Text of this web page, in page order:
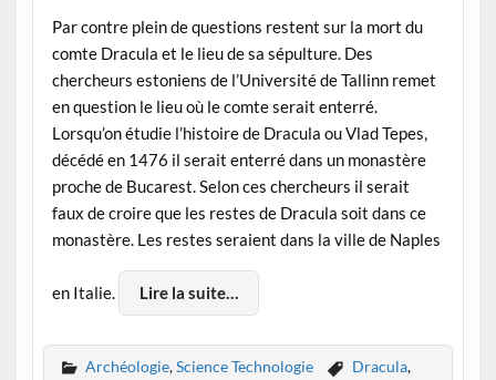
Par contre plein de questions restent sur la mort du
comte Dracula et le lieu de sa sépulture. Des
chercheurs estoniens de l’Université de Tallinn remet
en question le lieu où le comte serait enterré.
Lorsqu’on étudie l’histoire de Dracula ou Vlad Tepes,
décédé en 1476 il serait enterré dans un monastère
proche de Bucarest. Selon ces chercheurs il serait
faux de croire que les restes de Dracula soit dans ce
monastère. Les restes seraient dans la ville de Naples
en Italie. Lire la suite…
Archéologie,Science Technologie Dracula,